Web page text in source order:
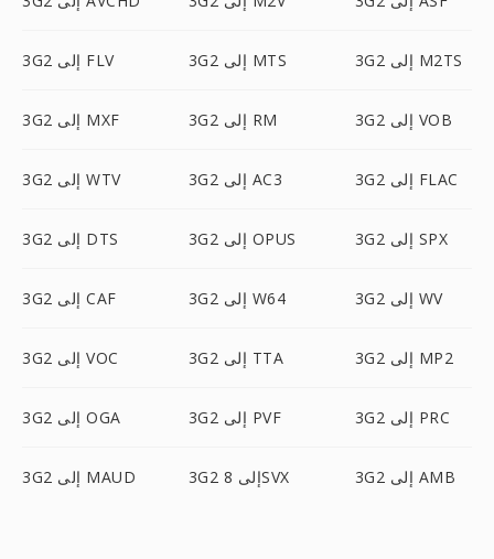
3G2 إلى FLV 3G2 إلى MTS 3G2 إلى M2TS
3G2 إلى MXF 3G2 إلى RM 3G2 إلى VOB
3G2 إلى WTV 3G2 إلى AC3 3G2 إلى FLAC
3G2 إلى DTS 3G2 إلى OPUS 3G2 إلى SPX
3G2 إلى CAF 3G2 إلى W64 3G2 إلى WV
3G2 إلى VOC 3G2 إلى TTA 3G2 إلى MP2
3G2 إلى OGA 3G2 إلى PVF 3G2 إلى PRC
3G2 إلى MAUD 3G2 إلى 8SVX 3G2 إلى AMB